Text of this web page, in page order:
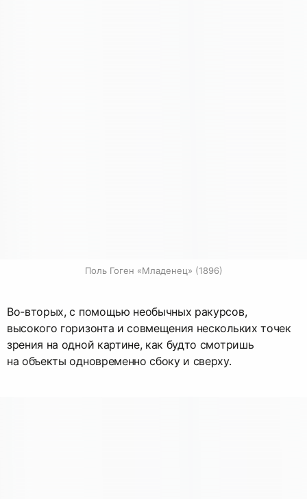
Поль Гоген «Младенец» (1896)
Во-вторых, с помощью необычных ракурсов,
высокого горизонта и совмещения нескольких точек
зрения на одной картине, как будто смотришь
на объекты одновременно сбоку и сверху.